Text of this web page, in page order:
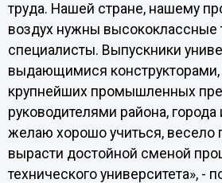
труда. Нашей стране, нашему
воздух нужны высококлассные
специалисты. Выпускники
выдающимися конструкторами,
крупнейших промышленных
руководителями района,
желаю хорошо учиться, весело
вырасти достойной сменой
технического университета», -